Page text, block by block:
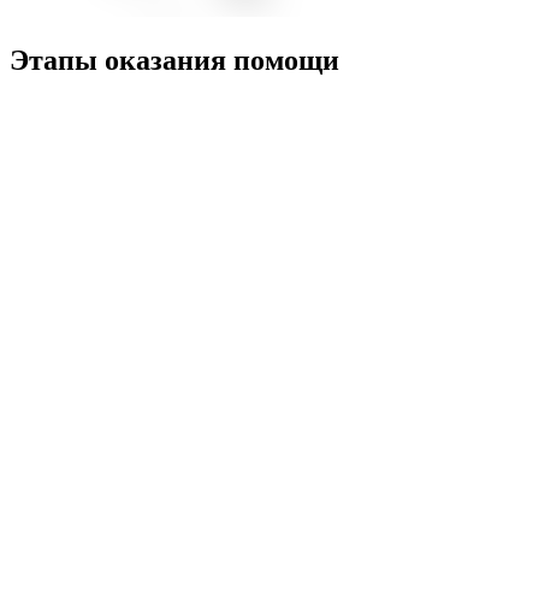
Этапы оказания помощи